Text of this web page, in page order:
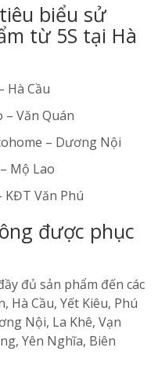
biểu sử
từ 5S tại Hà
Hà Cầu
Văn Quán
– Dương Nội
Mộ Lao
KĐT Văn Phú
được phục
đủ sản phẩm đến các
Hà Cầu, Yết Kiêu, Phú
Nội, La Khê, Vạn
Yên Nghĩa, Biên